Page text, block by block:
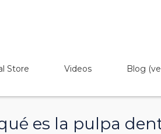
Store Videos Blog
es la pulpa